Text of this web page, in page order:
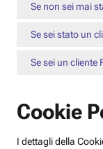
Se non sei mai
Se sei stato un
Se sei un cliente
Cookie
I dettagli della